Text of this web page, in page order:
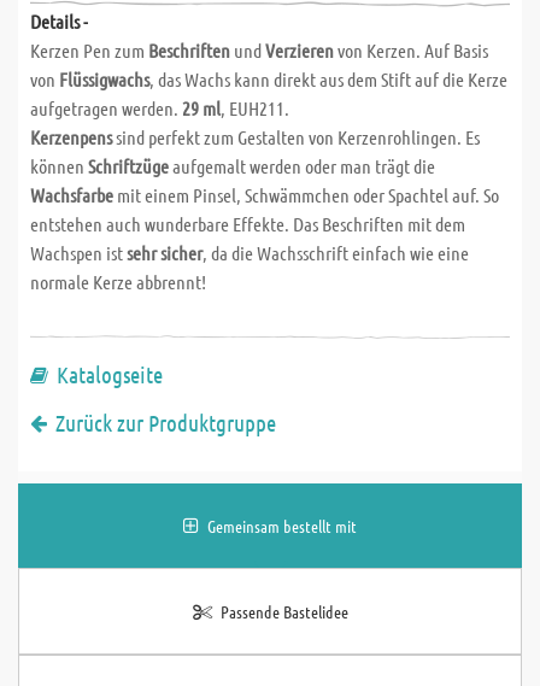
Details -
Kerzen Pen zum Beschriften undVerzierenvon Kerzen. Auf Basis
von Flüssigwachs, das Wachs kann direkt aus dem Stift auf die Kerze
aufgetragen werden. 29 ml, EUH211.
Kerzenpenssind perfekt zum Gestalten von Kerzenrohlingen. Es
können Schriftzügeaufgemalt werden oder man trägt die
Wachsfarbe mit einem Pinsel, Schwämmchen oder Spachtel auf. So
entstehen auch wunderbare Effekte. Das Beschriften mit dem
Wachspen istsehr sicher, da die Wachsschrift einfach wie eine
normale Kerze abbrennt!
Katalogseite
Zurück zur Produktgruppe
Gemeinsam bestellt mit
Passende Bastelidee